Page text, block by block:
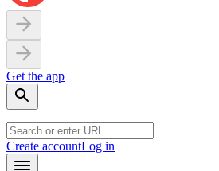
Get the app
Create accountLog in